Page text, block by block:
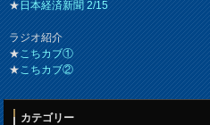
★日本経済新聞 2/15
ラジオ紹介
★こちカブ①
★こちカブ②
カテゴリー